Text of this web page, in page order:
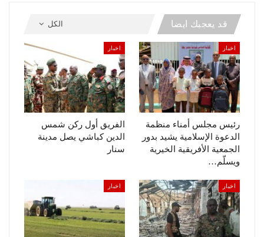
الكل قد يعجبك ايضا
اخبار
رئيس مجلس أمناء منظمة
الدعوة الإسلامية يشيد بدور
الجمعية الأفريقية الخيرية
ويسلّم…
اخبار
الفريق أول ركن شمس
الدين كباشي يصل مدينة
سنار
اخبار اخبار